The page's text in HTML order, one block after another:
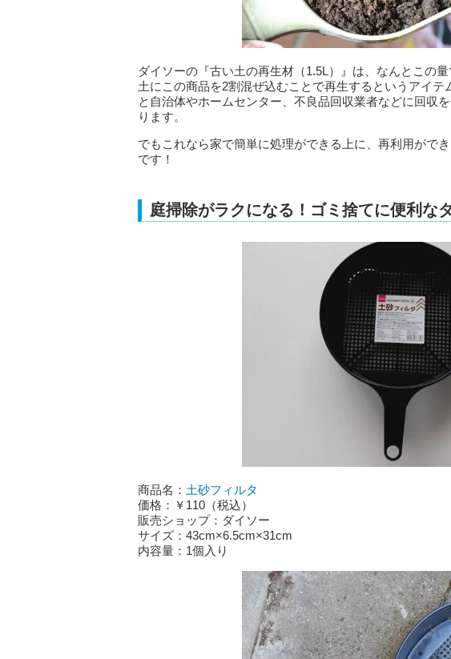
ダイソーの『古い土の再生材（1.5L）』は、なんとこの
土にこの商品を2割混ぜ込むことで再生するというアイ
と自治体やホームセンター、不良品回収業者などに回収
ります。
でもこれなら家で簡単に処理ができる上に、再利用がで
です！
庭掃除がラクになる！ゴミ捨てに便利な
商品名： 土砂フィルタ
価格：￥110（税込）
販売ショップ：ダイソー
サイズ：43cm×6.5cm×31cm
内容量：1個入り